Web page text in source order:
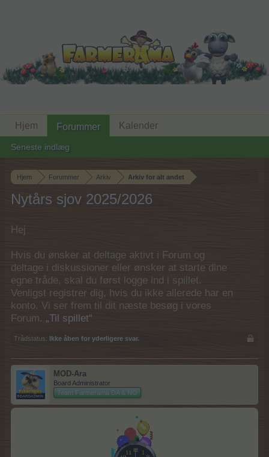
Hjem Forummer Arkiv Arkiv for alt andet
Nytårs sjov 2025/2026
Hej
Hvis du ønsker at deltage aktivt i Forum og
deltage i diskussioner eller ønsker at starte dine
egne tråde, skal du først logge ind i spillet.
Venligst registrer dig, hvis du ikke allerede har en
konto. Vi ser frem til dit næste besøg i vores
Forum. „Til spillet“
Trådstatus: Ikke åben for yderligere svar.
MOD-Ara
Board Administrator
Team Farmerama DA & NO
Hjem Forummer
Seneste indlæg
Kalender